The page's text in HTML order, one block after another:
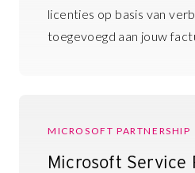
licenties op basis van
toegevoegd aan jouw
MICROSOFT PARTNERSHIP
Microsoft Service